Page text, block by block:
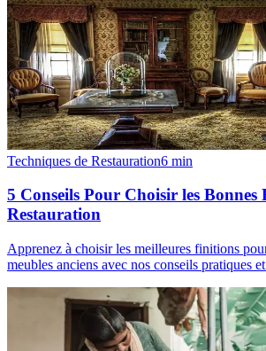
Techniques de Restauration6 min
5 Conseils Pour Choisir les Bonnes
Restauration
Apprenez à choisir les meilleures finitions
meubles anciens avec nos conseils pratiques